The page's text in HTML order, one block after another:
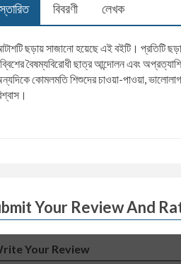
বিবরণী লেখক
ছড়ায় সাজানো হয়েছে এই বইটি। প্রতিটি
বৈষম্যবিরোধী ছাত্র আন্দোলন এবং
কোমলমতি শিশুদের চাওয়া-পাওয়া,
Your Review And
Your Review